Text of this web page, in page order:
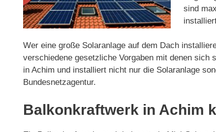
sind
Wer eine große Solaranlage auf dem Dach
verschiedene gesetzliche Vorgaben mit denen sich
in Achim und installiert nicht nur die Solaranlage
Bundesnetzagentur.
Balkonkraftwerk in Achim